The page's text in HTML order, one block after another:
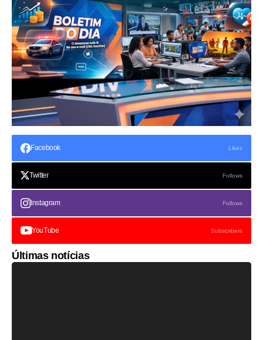
Facebook Likes
Twitter Follows
Instagram Follows
YouTube Subscribers
Últimas notícias